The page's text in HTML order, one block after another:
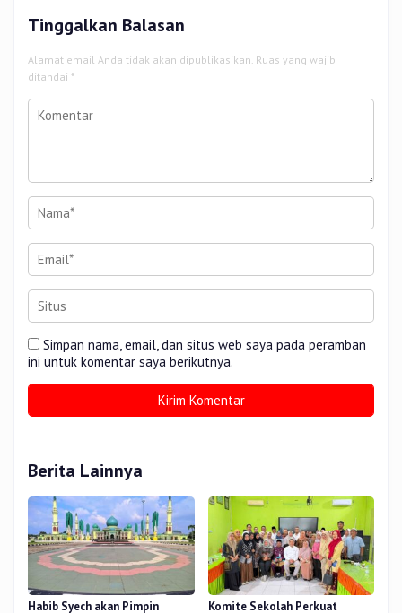
Tinggalkan Balasan
Alamat email Anda tidak akan dipublikasikan. Ruas yang wajib
ditandai *
Simpan nama, email, dan situs web saya pada peramban
ini untuk komentar saya berikutnya.
Berita Lainnya
Habib Syech akan Pimpin Komite Sekolah Perkuat